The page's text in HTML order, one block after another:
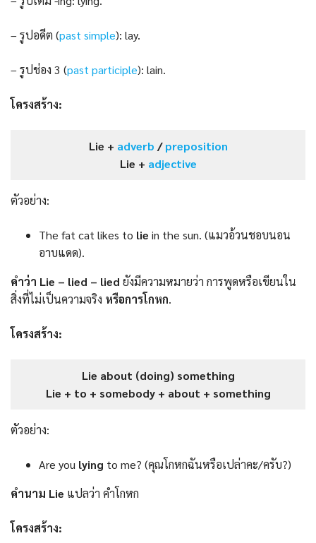
– รูปอดีต (past simple): lay.
– รูปช่อง 3 (past participle): lain.
โครงสร้าง:
Lie + adverb /preposition
Lie + adjective
ตัวอย่าง:
The fat cat likes to lie in the sun. (แมวอ้วนชอบนอน
อาบแดด).
คำว่า Lie – lied – lied ยังมีความหมายว่า การพูดหรือเขียนใน
สิ่งที่ไม่เป็นความจริง หรือการโกหก.
โครงสร้าง:
Lie about (doing) something
Lie + to + somebody + about + something
ตัวอย่าง:
Are you lying to me? (คุณโกหกฉันหรือเปล่าคะ/ครับ?)
คำนาม Lie แปลว่า คำโกหก
โครงสร้าง: